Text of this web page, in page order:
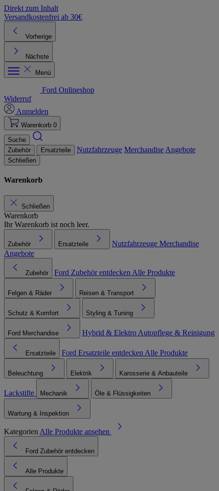
Direkt zum Inhalt
Versandkostenfrei ab 30€
Vorherige
Nächste
Menü
Ford Onlineshop
Widerruf
Anmelden
Warenkorb 0
Suche
Zubehör
Ersatzteile Nutzfahrzeuge Merchandise Angebote
Schließen
Warenkorb
Schließen
Warenkorb
Ihr Warenkorb ist noch leer.
Zubehör Ersatzteile Nutzfahrzeuge Merchandise
Angebote
Zubehör Ford Zubehör entdecken Alle Produkte
Felgen & Räder Reisen & Transport
Schutz & Komfort Styling & Tuning
Ford Merchandise Hybrid & Elektro Autopflege & Reinigung
Ersatzteile Ford Ersatzteile entdecken Alle Produkte
Beleuchtung Elektrik Karosserie & Anbauteile
Lackstifte Mechanik Öle & Flüssigkeiten
Wartung & Inspektion
Kategorien Alle Produkte ansehen
Ford Zubehör entdecken
Alle Produkte